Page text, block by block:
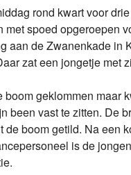
rond kwart voor
met spoed opgeroepen
aan de Zwanenkade in
zat een jongetje met
boom geklommen maar
been vast te zitten. De
de boom getild. Na een
is de